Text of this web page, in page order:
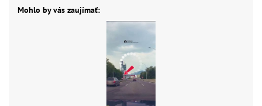
Mohlo by vás zaujímať: